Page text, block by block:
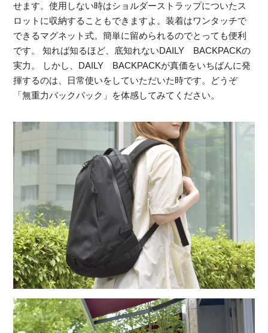
せます。使用しない時はショルダーストラップについたス
ロットに収納することもできますよ。装着はワンタッチで
できるマグネット式。簡単に留められるのでとっても便利
です。 知れば知るほど、底知れないDAILY BACKPACKの
実力。 しかし、DAILY BACKPACKが真価をいちばんに発
揮するのは、日常使いをしていただいた時です。どうぞ
「無重力バックパック」を体感してみてください。